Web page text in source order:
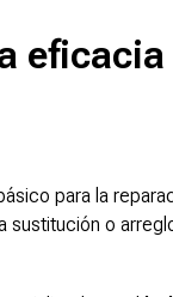
eficacia
para la
sustitución o